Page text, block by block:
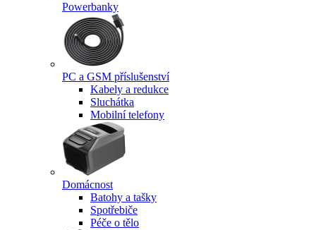
Powerbanky
PC a GSM příslušenství
Kabely a redukce
Sluchátka
Mobilní telefony
Domácnost
Batohy a tašky
Spotřebiče
Péče o tělo